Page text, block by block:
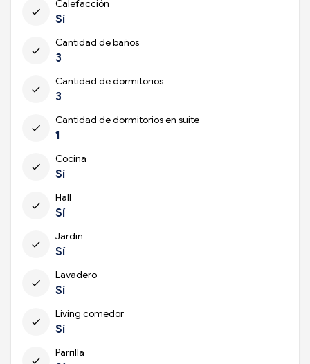
check
Calefacción
Sí
check
Cantidad de baños
3
check
Cantidad de dormitorios
3
check
Cantidad de dormitorios en suite
1
check
Cocina
Sí
check
Hall
Sí
check
Jardín
Sí
check
Lavadero
Sí
check
Living comedor
Sí
check
Parrilla